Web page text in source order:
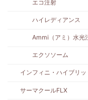
エコ注射
ハイレディアンス
Ammi（アミ）水光
エクソソーム
インフィニ・ハイブリッ
サーマクールFLX